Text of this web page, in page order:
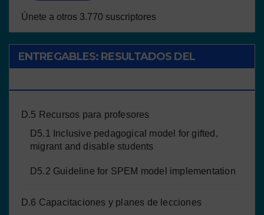
Únete a otros 3.770 suscriptores
ENTREGABLES: RESULTADOS DEL
D.5 Recursos para profesores
D5.1 Inclusive pedagogical model for gifted,
migrant and disable students
D5.2 Guideline for SPEM model implementation
D.6 Capacitaciones y planes de lecciones